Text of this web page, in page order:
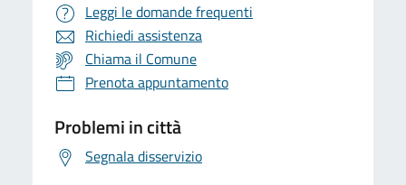
Leggi le domande frequenti
Richiedi assistenza
Chiama il Comune
Prenota appuntamento
Problemi in città
Segnala disservizio